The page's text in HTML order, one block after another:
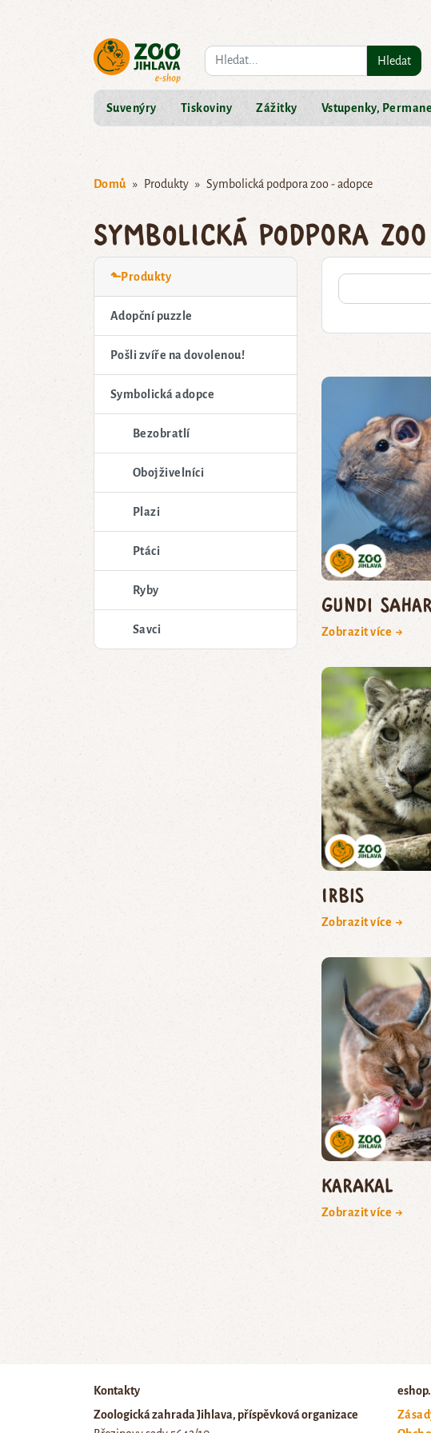
Co hledáte? Hledat
Suvenýry Tiskoviny Zážitky Vstupenky,
Domů Produkty Symbolická podpora zoo - adopce
Symbolická podpora
⬑Produkty
Adopční puzzle
Pošli zvíře na dovolenou!
Symbolická adopce
Bezobratlí
Obojživelníci
Plazi
Ptáci
Ryby
Savci
gundi
Zobrazit více →
irbis
Zobrazit více →
karakal
Zobrazit více →
Kontakty
Zoologická zahrada Jihlava, příspěvková organizace